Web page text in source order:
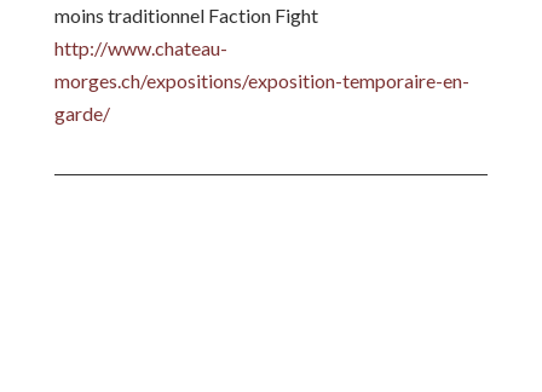
moins traditionnel Faction Fight
http://www.chateau-
morges.ch/expositions/exposition-temporaire-en-
garde/